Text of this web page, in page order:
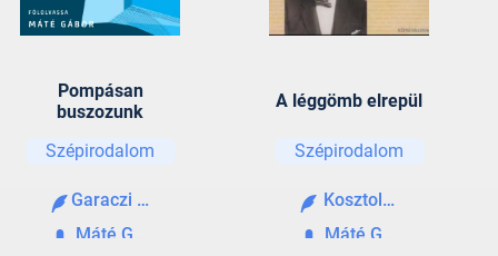
Pompásan
buszozunk
Szépirodalom
Garaczi László
Máté Gábor
A léggömb elrepül
Szépirodalom
Kosztolányi Dezső
Máté Gábor